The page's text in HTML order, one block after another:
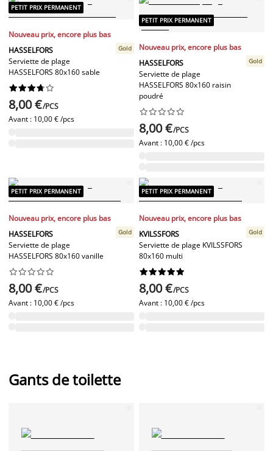
PETIT PRIX PERMANENT
Nouveau prix, encore plus bas
HASSELFORS
Serviette de plage
HASSELFORS 80x160 sable
Gold






8,00 €/PCS
Avant : 10,00 € /pcs
PETIT PRIX PERMANENT
Nouveau prix, encore plus bas
HASSELFORS
Serviette de plage
HASSELFORS 80x160 raisin
poudré
Gold






8,00 €/PCS
Avant : 10,00 € /pcs
PETIT PRIX PERMANENT
Nouveau prix, encore plus bas
HASSELFORS
Serviette de plage
HASSELFORS 80x160 vanille
Gold






8,00 €/PCS
Avant : 10,00 € /pcs
PETIT PRIX PERMANENT
Nouveau prix, encore plus bas
KVILSSFORS
Serviette de plage KVILSSFORS
80x160 multi
Gold






8,00 €/PCS
Avant : 10,00 € /pcs
Gants de toilette